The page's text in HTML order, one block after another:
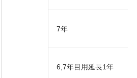
7年
6,7年目用延長1年